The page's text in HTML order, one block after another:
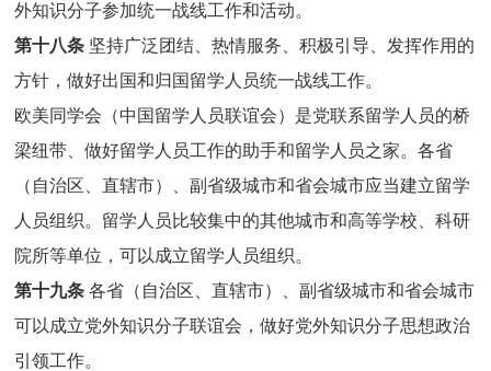
外知识分子参加统一战线工作和活动。
第十八条 坚持广泛团结、热情服务、积极引导、发挥作用的
方针，做好出国和归国留学人员统一战线工作。
欧美同学会（中国留学人员联谊会）是党联系留学人员的桥
梁纽带、做好留学人员工作的助手和留学人员之家。各省
（自治区、直辖市）、副省级城市和省会城市应当建立留学
人员组织。留学人员比较集中的其他城市和高等学校、科研
院所等单位，可以成立留学人员组织。
第十九条 各省（自治区、直辖市）、副省级城市和省会城市
可以成立党外知识分子联谊会，做好党外知识分子思想政治
引领工作。